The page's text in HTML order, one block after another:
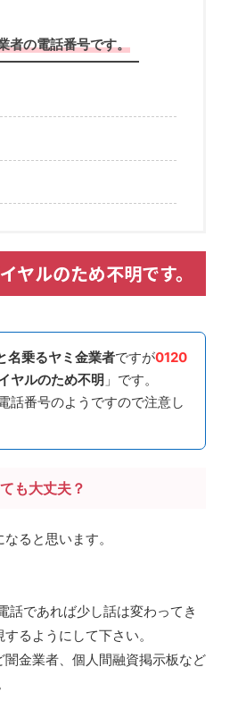
者の電話番号です。
ルのため不明です。
名乗るヤミ金業者ですが0120
ヤルのため不明 」です。
話番号のようですので注意し
も大丈夫？
ると思います。
話であれば少し話は変わってき
るようにして下さい。
金業者、個人間融資掲示板など